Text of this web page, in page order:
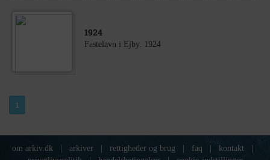
1924
Fastelavn i Ejby. 1924
1
om arkiv.dk arkiver rettigheder og brug faq kontakt